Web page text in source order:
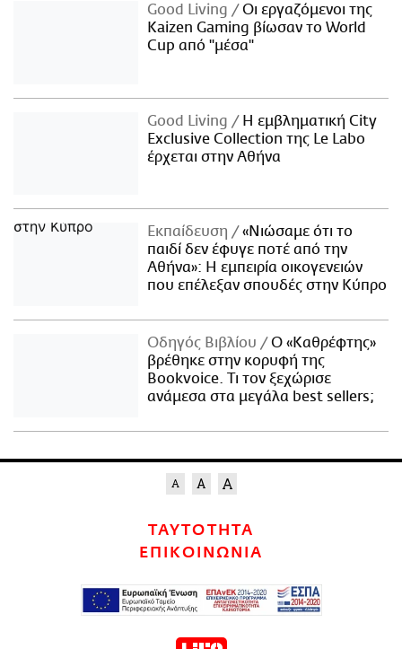
Good Living
Οι εργαζόμενοι της
Kaizen Gaming βίωσαν το World
Cup από "μέσα"
Good Living
Η εμβληματική City
Exclusive Collection της Le Labo
έρχεται στην Αθήνα
Εκπαίδευση
«Νιώσαμε ότι το
παιδί δεν έφυγε ποτέ από την
Αθήνα»: Η εμπειρία οικογενειών
που επέλεξαν σπουδές στην Κύπρο
Οδηγός Βιβλίου
Ο «Καθρέφτης»
βρέθηκε στην κορυφή της
Bookvoice. Τι τον ξεχώρισε
ανάμεσα στα μεγάλα best sellers;
ΤΑΥΤΟΤΗΤΑ
ΕΠΙΚΟΙΝΩΝΙΑ